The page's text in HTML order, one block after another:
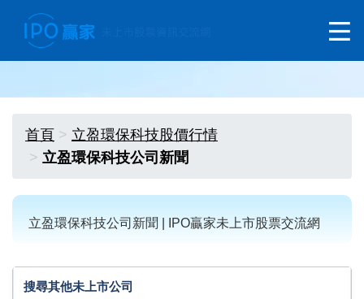
首頁
立盈環保科技股價行情
立盈環保科技公司新聞
立盈環保科技公司新聞 | IPO贏家未上市股票交流網
搜尋其他未上市公司
搜尋其他未上市公司